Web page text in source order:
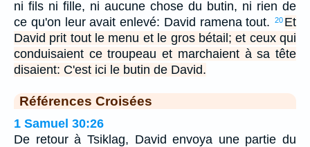
ni fils ni fille, ni aucune chose du butin, ni rien de
ce qu'on leur avait enlevé: David ramena tout.
20 Et
David prit tout le menu et le gros bétail; et ceux qui
conduisaient ce troupeau et marchaient à sa tête
disaient: C'est ici le butin de David.
Références Croisées
1 Samuel 30:26
De retour à Tsiklag, David envoya une partie du